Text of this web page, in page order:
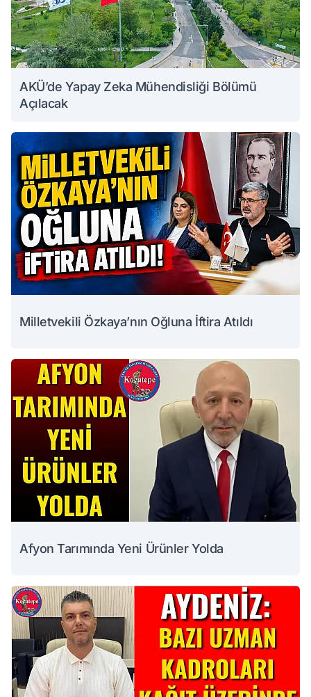
AKÜ’de Yapay Zeka Mühendisliği Bölümü
Açılacak
Milletvekili Özkaya’nın Oğluna İftira Atıldı
Afyon Tarımında Yeni Ürünler Yolda